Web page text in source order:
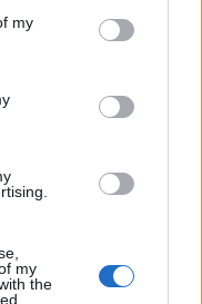
You may click to
third-party tags to
in below Google
my
my
the